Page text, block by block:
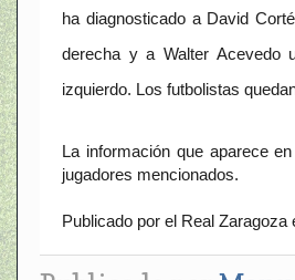
ha diagnosticado a David
derecha y a Walter Acevedo
izquierdo. Los futbolistas
La información que aparece
jugadores mencionados.
Publicado por el Real Zaragoza